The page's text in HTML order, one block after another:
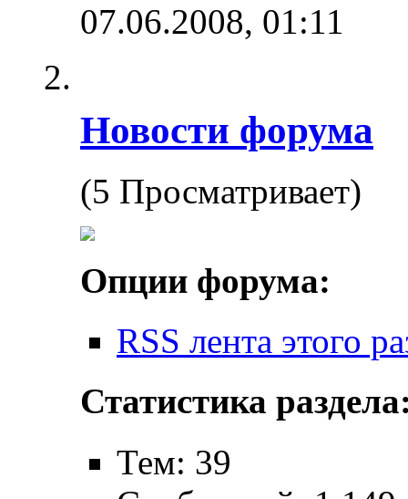
07.06.2008, 01:11
Новости форума
(5 Просматривает)
Опции форума:
RSS лента этого
Статистика
Тем: 39